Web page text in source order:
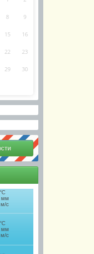
8 9
15 16
22 23
29 30